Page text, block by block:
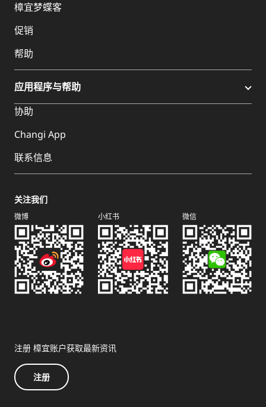
樟宜梦蝶客
促销
帮助
应用程序与帮助
协助
Changi App
联系信息
关注我们
微博 小红书 微信
注册 樟宜账户获取最新资讯
注册